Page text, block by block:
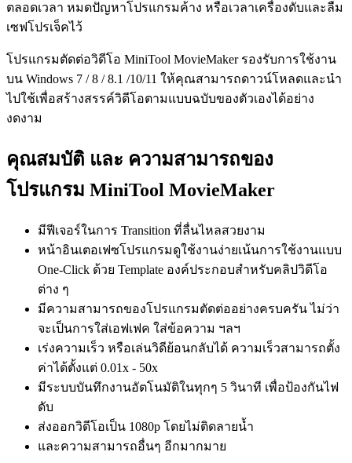
ตลอดเวลา หมดปัญหาโปรแกรมค้าง หรือเวลาเครื่องดับและลืม
เซฟโปรเจ็คไว้
โปรแกรมตัดต่อวิดีโอ MiniTool MovieMaker รองรับการใช้งาน
บน Windows 7 / 8 / 8.1 /10/11 ให้คุณสามารถดาวน์โหลดและนำ
ไปใช้เพื่อสร้างสรรค์วิดีโอตามแบบฉบับของตัวเองได้อย่าง
งดงาม
คุณสมบัติ และ ความสามารถของ
โปรแกรม MiniTool MovieMaker
มีฟีเจอร์ในการ Transition ที่ลื่นไหลสวยงาม
หน้าอินเตอเฟซโปรแกรมดูใช้งานง่ายเน้นการใช้งานแบบ
One-Click ด้วย Template องค์ประกอบสำหรับคลิปวิดีโอ
ต่าง ๆ
มีความสามารถของโปรแกรมตัดต่ออย่างครบครัน ไม่ว่า
จะเป็นการใส่เอฟเฟค ใส่ข้อความ ฯลฯ
เร่งความเร็ว หรือเล่นวิดีย้อนกลับได้ ความเร็วสามารถตั้ง
ค่าได้ตั้งแต่ 0.01x - 50x
มีระบบบันทึกงานอัตโนมัติในทุกๆ 5 วินาที เพื่อป้องกันไฟ
ดับ
ส่งออกวิดีโอเป็น 1080p โดยไม่ติดลายน้ำ
และความสามารถอื่นๆ อีกมากมาย